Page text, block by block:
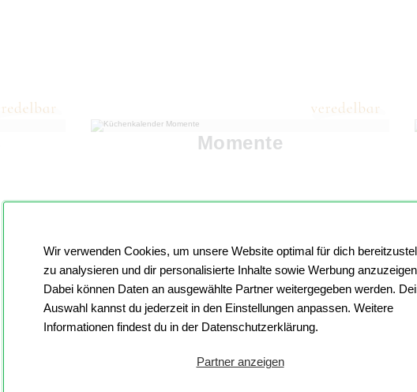
Wir verwenden Cookies, um unsere Website optimal für dich
zu analysieren und dir personalisierte Inhalte sowie Werbung
Dabei können Daten an ausgewählte Partner weitergegeben werden.
Auswahl kannst du jederzeit in den Einstellungen anpassen. Weitere
Informationen findest du in der Datenschutzerklärung.
Partner anzeigen
Momente